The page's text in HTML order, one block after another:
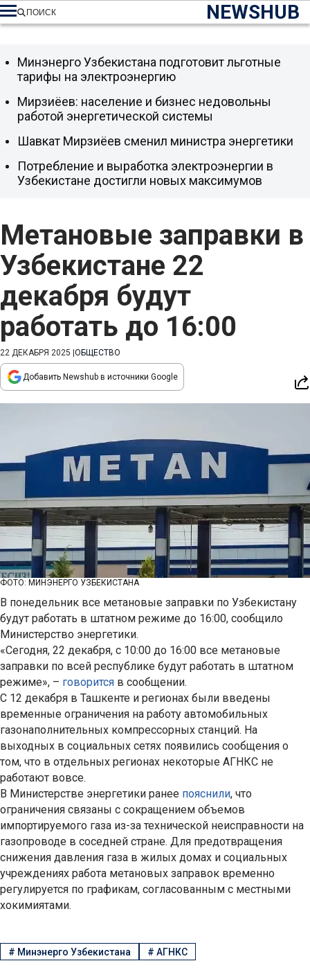
NEWSHUB
ПОИСК
Метановые заправки в
Узбекистане 22
декабря будут
работать до 16:00
22 ДЕКАБРЯ 2025 ОБЩЕСТВО
Добавить Newshub в источники Google
ФОТО: МИНЭНЕРГО УЗБЕКИСТАНА
В понедельник все метановые заправки по Узбекистану
будут работать в штатном режиме до 16:00, сообщило
Министерство энергетики.
«Сегодня, 22 декабря, с 10:00 до 16:00 все метановые
заправки по всей республике будут работать в штатном
режиме», – говорится в сообщении.
С 12 декабря в Ташкенте и регионах были введены
временные ограничения на работу автомобильных
газонаполнительных компрессорных станций. На
выходных в социальных сетях появились сообщения о
том, что в отдельных регионах некоторые АГНКС не
работают вовсе.
В Министерстве энергетики ранее пояснили, что
ограничения связаны с сокращением объемов
импортируемого газа из-за технической неисправности на
газопроводе в соседней стране. Для предотвращения
снижения давления газа в жилых домах и социальных
учреждениях работа метановых заправок временно
регулируется по графикам, согласованным с местными
хокимиятами.
Минэнерго Узбекистана подготовит льготные
тарифы на электроэнергию
Мирзиёев: население и бизнес недовольны
работой энергетической системы
Шавкат Мирзиёев сменил министра энергетики
Потребление и выработка электроэнергии в
Узбекистане достигли новых максимумов
# Минэнерго Узбекистана # АГНКС